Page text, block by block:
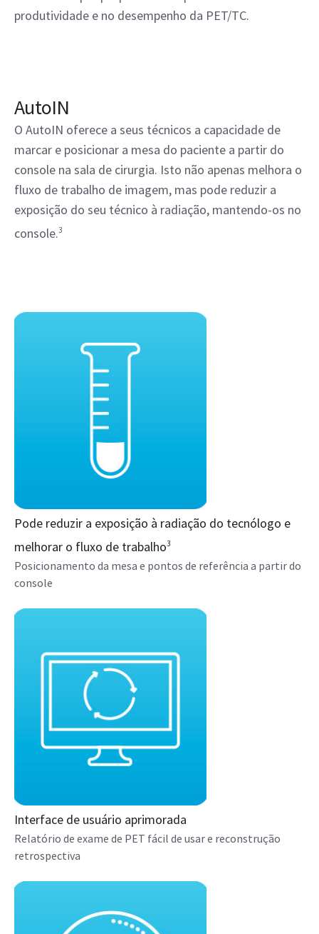
produtividade e no desempenho da PET/TC.
AutoIN
O AutoIN oferece a seus técnicos a capacidade de
marcar e posicionar a mesa do paciente a partir do
console na sala de cirurgia. Isto não apenas melhora o
fluxo de trabalho de imagem, mas pode reduzir a
exposição do seu técnico à radiação, mantendo-os no
console.3
Pode reduzir a exposição à radiação do tecnólogo e
melhorar o fluxo de trabalho3
Posicionamento da mesa e pontos de referência a partir do
console
Interface de usuário aprimorada
Relatório de exame de PET fácil de usar e reconstrução
retrospectiva